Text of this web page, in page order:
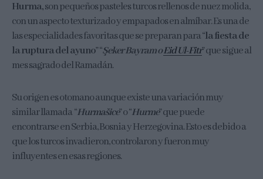
Hurma,son pequeños pasteles turcos rellenos de nuez molida,
con un aspecto texturizado y empapados en almíbar. Es una de
las especialidades favoritas que se preparan para “la fiesta de
la ruptura del ayuno” “Şeker Bayram oEid Ul-Fitr” que sigue al
mes sagrado del Ramadán.
Su origen es otomano aunque existe una variación muy
similar llamada “Hurmašice” o “Hurme” que puede
encontrarse en Serbia, Bosnia y Herzegovina. Esto es debido a
que los turcos invadieron, controlaron y fueron muy
influyentes en esas regiones.